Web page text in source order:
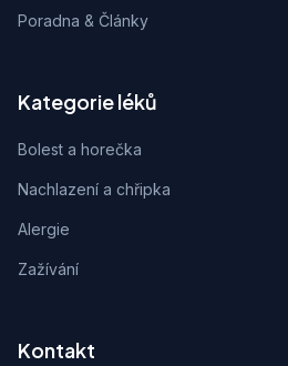
Poradna & Články
Kategorie léků
Bolest a horečka
Nachlazení a chřipka
Alergie
Zažívání
Kontakt